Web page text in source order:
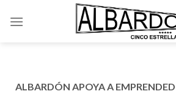
ALBARDÓN APOYA A